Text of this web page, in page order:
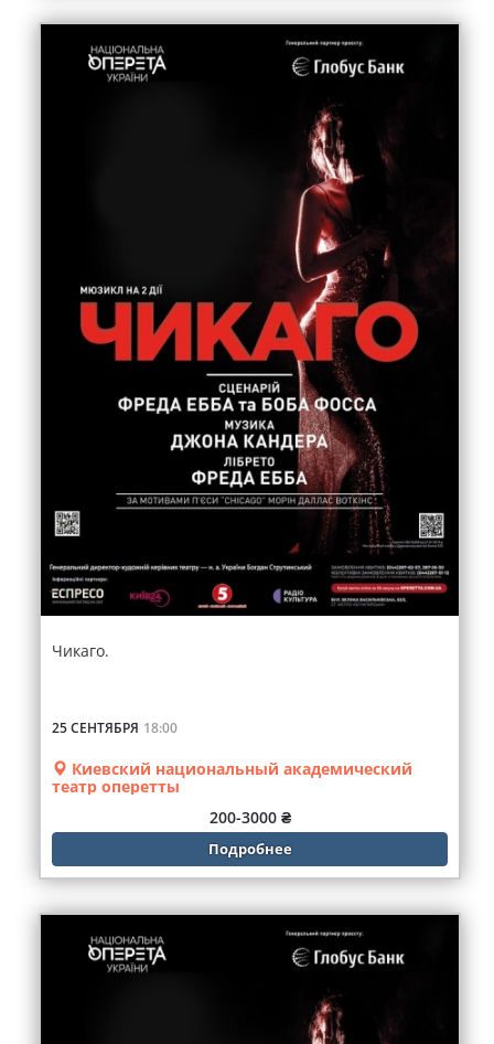
Чикаго.
25 СЕНТЯБРЯ 18:00
Киевский национальный академический
театр оперетты
200-3000 ₴
Подробнее